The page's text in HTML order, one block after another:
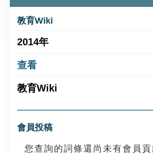
教育Wiki
2014年
查看
教育Wiki
會員投稿
您查詢的詞條還尚未有會員貢